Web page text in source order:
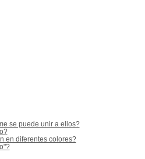
se puede unir a ellos?
en diferentes colores?